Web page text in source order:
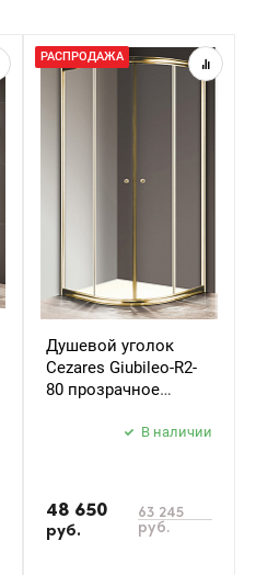
РАСПРОДАЖА
Душевой уголок
Cezares Giubileo-R2-
80 прозрачное
В наличии
48 650
руб.
63 245
руб.